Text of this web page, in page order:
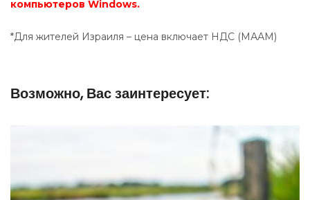
компьютеров Windows.
*Для жителей Израиля – цена включает НДС (МААМ)
Возможно, Вас заинтересует: